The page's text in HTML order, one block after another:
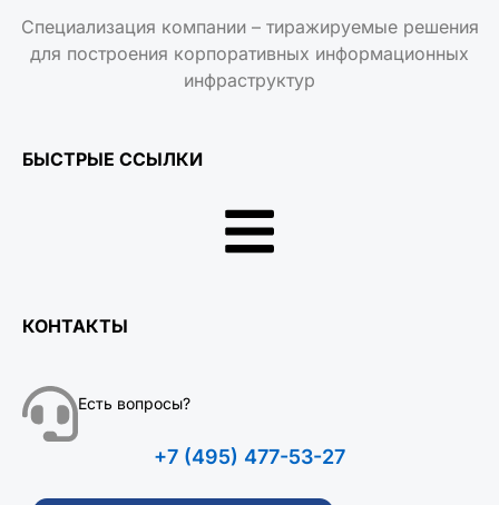
Специализация компании – тиражируемые решения
для построения корпоративных информационных
инфраструктур
БЫСТРЫЕ ССЫЛКИ
КОНТАКТЫ
Есть вопросы?
+7 (495) 477-53-27